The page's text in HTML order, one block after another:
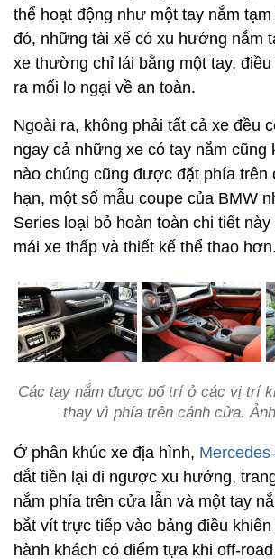
thể hoạt động như một tay nắm
đó, những tài xế có xu hướng nắm
xe thường chỉ lái bằng một tay,
ra mối lo ngại về an toàn.
Ngoài ra, không phải tất cả xe đều
ngay cả những xe có tay nắm cũng
nào chúng cũng được đặt phía trên
hạn, một số mẫu coupe của BMW
Series loại bỏ hoàn toàn chi tiết
mái xe thấp và thiết kế thể thao hơn.
Các tay nắm được bố trí ở các vị trí
thay vì phía trên cánh cửa.
Ở phân khúc xe địa hình,
đắt tiền lại đi ngược xu hướng,
nắm phía trên cửa lẫn và một tay
bắt vít trực tiếp vào bảng điều
hành khách có điểm tựa khi off-